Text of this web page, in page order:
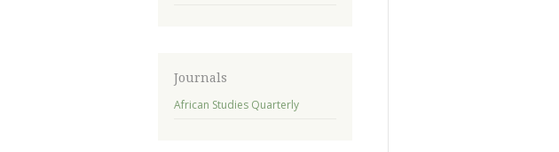
Journals
African Studies Quarterly